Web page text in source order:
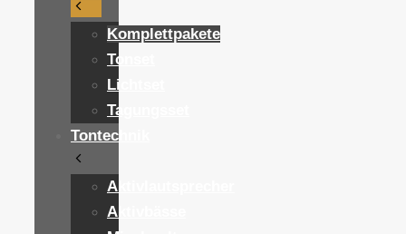
Komplettpakete
Tonset
Lichtset
Tagungsset
Tontechnik
Aktivlautsprecher
Aktivbässe